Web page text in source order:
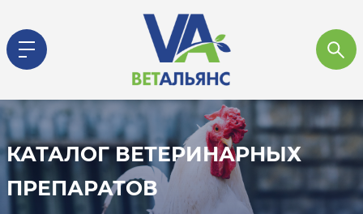
КАТАЛОГ ВЕТЕРИНАРНЫХ
ПРЕПАРАТОВ